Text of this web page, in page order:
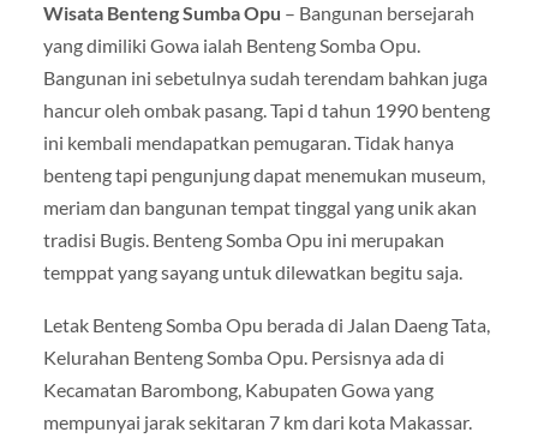
Wisata Benteng Sumba Opu – Bangunan bersejarah
yang dimiliki Gowa ialah Benteng Somba Opu.
Bangunan ini sebetulnya sudah terendam bahkan juga
hancur oleh ombak pasang. Tapi d tahun 1990 benteng
ini kembali mendapatkan pemugaran. Tidak hanya
benteng tapi pengunjung dapat menemukan museum,
meriam dan bangunan tempat tinggal yang unik akan
tradisi Bugis. Benteng Somba Opu ini merupakan
temppat yang sayang untuk dilewatkan begitu saja.
Letak Benteng Somba Opu berada di Jalan Daeng Tata,
Kelurahan Benteng Somba Opu. Persisnya ada di
Kecamatan Barombong, Kabupaten Gowa yang
mempunyai jarak sekitaran 7 km dari kota Makassar.